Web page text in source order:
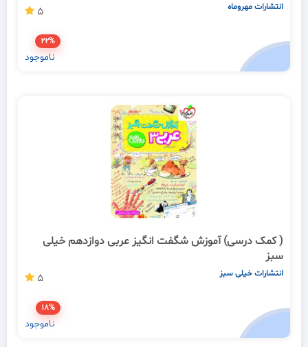
انتشارات مهروماه 5
22%
ناموجود
( کمک درسی) آموزش شگفت انگیز عربی دوازدهم خیلی
سبز
انتشارات خیلی سبز 5
18%
ناموجود